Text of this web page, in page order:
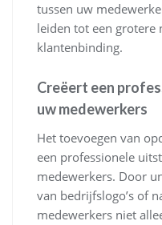
tussen uw
leiden tot een grotere
klantenbinding.
Creëert een
uw medewerkers
Het toevoegen van
een professionele
medewerkers. Door
van bedrijfslogo’s of
medewerkers niet